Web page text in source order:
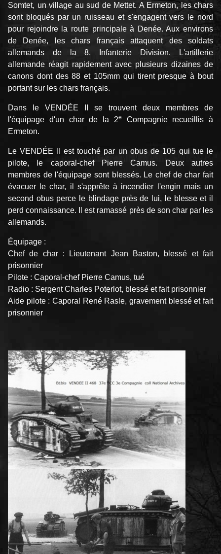
Somtet, un village au sud de Mettet. A Ermeton, les chars
sont bloqués par un ruisseau et s'engagent vers le nord
pour rejoindre la route principale à Denée. Aux environs
de Denée, les chars français attaquent des soldats
allemands de la 8. Infanterie Division. L'artillerie
allemande réagit rapidement avec plusieurs dizaines de
canons dont des 88 et 105mm qui tirent presque à bout
portant sur les chars français.
Dans le VENDÉE II se trouvent deux membres de
l'équipage d'un char de la 2e
Compagnie recueillis à
Ermeton.
Le VENDÉE II est touché par un obus de 105 qui tue le
pilote, le caporal-chef Pierre Camus. Deux autres
membres de l'équipage sont blessés. Le chef de char fait
évacuer le char, il s'apprête à incendier l'engin mais un
second obus perce le blindage près de lui, le blesse et il
perd connaissance. Il est ramassé près de son char par les
allemands.
Équipage :
Chef de char : Lieutenant Jean Baston, blessé et fait
prisonnier
Pilote : Caporal-chef Pierre Camus, tué
Radio : Sergent Charles Poterlot, blessé et fait prisonnier
Aide pilote : Caporal René Rasle, gravement blessé et fait
prisonnier